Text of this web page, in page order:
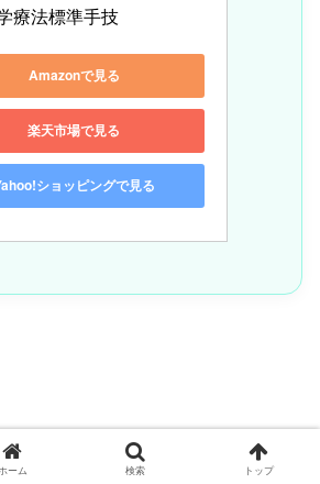
療法標準手技
Amazonで見る
楽天市場で見る
ショッピングで見る
だあとは、運動中の負荷量と息切れ
かを整理すると、評価から介入まで
ーム 検索 トップ